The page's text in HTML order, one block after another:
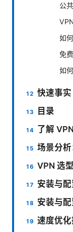
公
如
免
如
快速事实
目录
了解
场景分
VPN 选
安装与配
安装与配
速度优